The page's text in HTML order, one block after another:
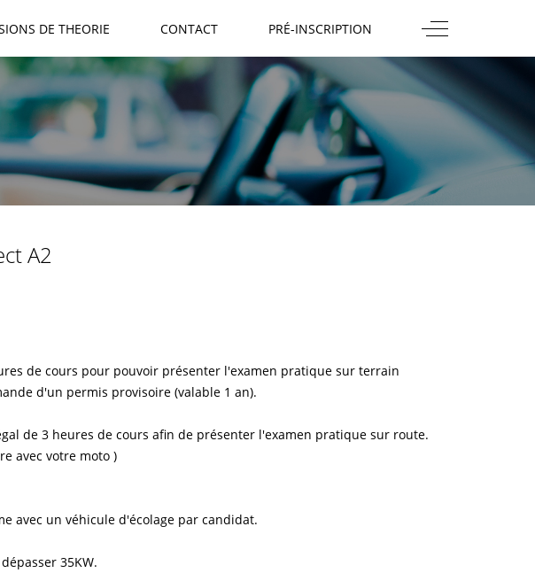
DE THEORIE CONTACT PRÉ-INSCRIPTION Off-Canvas
A2
de cours pour pouvoir présenter l'examen pratique sur terrain
d'un permis provisoire (valable 1 an).
de 3 heures de cours afin de présenter l'examen pratique sur route.
avec votre moto )
avec un véhicule d'écolage par candidat.
35KW.